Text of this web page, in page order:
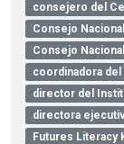
consejero del
Consejo
Consejo
coordinadora del
director del
directora
Futures Literacy